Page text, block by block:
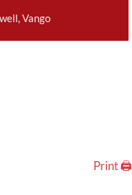
,Vango
Print 🖨